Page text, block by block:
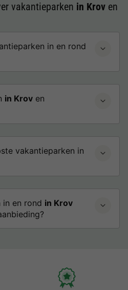
vakantieparken in Krov en
in en rond
in Krov en
vakantieparken in
in en rond in Krov